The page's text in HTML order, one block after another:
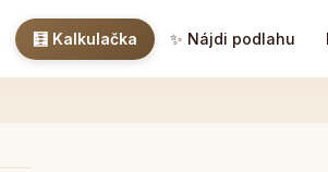
🧮 Kalkulačka ✨ Nájdi podlahu